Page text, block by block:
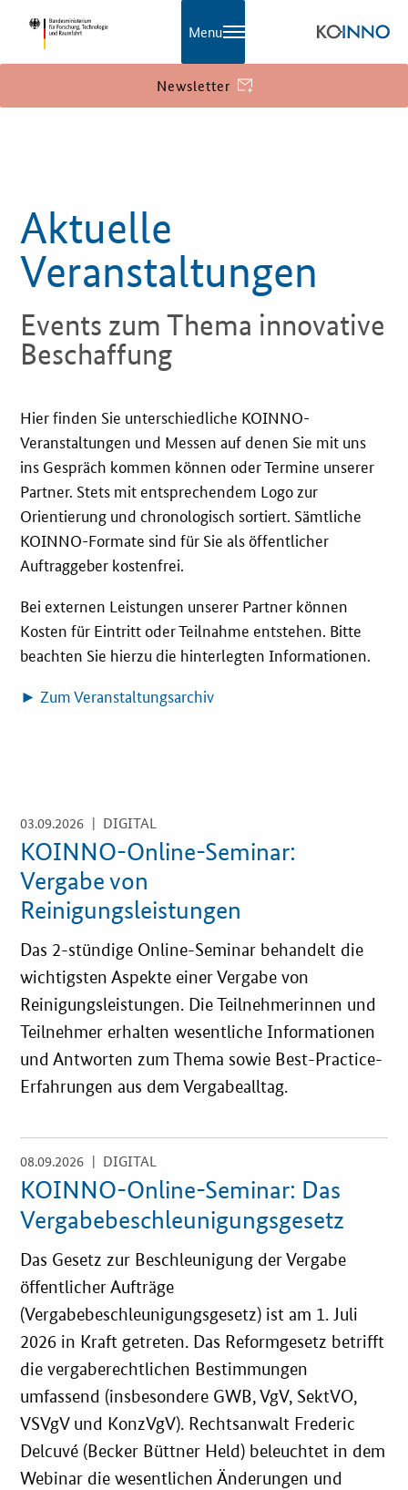
Praxisbeispiele
Publikationen
KOINNOmagazin
Innovationspreis
Förderprogramme
Weitere Informationen
Kontakt
Öffentliche Auftraggeber
Services
E-Learning
Fristenassistent
KOINNOvationsplatz
LZK-Rechner
Preis-Leistungs-Gewichtungs-Check
Toolbox
Zertifizierung
Startups & innovative KMU
Services
Öffentliche Beschaffung
KOINNOvationsplatz
Menu
Newsletter
Aktuelle
Veranstaltungen
Events zum Thema innovative
Beschaffung
Hier finden Sie unterschiedliche KOINNO-
Veranstaltungen und Messen auf denen Sie mit uns
ins Gespräch kommen können oder Termine unserer
Partner. Stets mit entsprechendem Logo zur
Orientierung und chronologisch sortiert. Sämtliche
KOINNO-Formate sind für Sie als öffentlicher
Auftraggeber kostenfrei.
Bei externen Leistungen unserer Partner können
Kosten für Eintritt oder Teilnahme entstehen. Bitte
beachten Sie hierzu die hinterlegten Informationen.
► Zum Veranstaltungsarchiv
03.09.2026 | DIGITAL
KOINNO-Online-Seminar:
Vergabe von
Reinigungsleistungen
Das 2-stündige Online-Seminar behandelt die
wichtigsten Aspekte einer Vergabe von
Reinigungsleistungen. Die Teilnehmerinnen und
Teilnehmer erhalten wesentliche Informationen
und Antworten zum Thema sowie Best-Practice-
Erfahrungen aus dem Vergabealltag.
Öffnet
Einzelsicht
08.09.2026 | DIGITAL
KOINNO-Online-Seminar: Das
Vergabebeschleunigungsgesetz
Das Gesetz zur Beschleunigung der Vergabe
öffentlicher Aufträge
(Vergabebeschleunigungsgesetz) ist am 1. Juli
2026 in Kraft getreten. Das Reformgesetz betrifft
die vergaberechtlichen Bestimmungen
umfassend (insbesondere GWB, VgV, SektVO,
VSVgV und KonzVgV). Rechtsanwalt Frederic
Delcuvé (Becker Büttner Held) beleuchtet in dem
Webinar die wesentlichen Änderungen und
Öffnet
Einzelsicht